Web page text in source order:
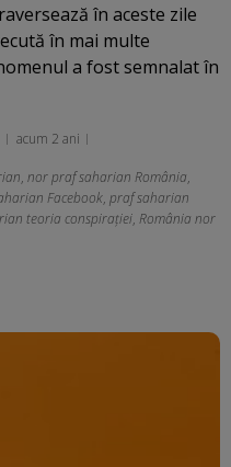
în aceste zile
în mai multe
a fost semnalat în
acum 2 ani
, nor praf saharian România,
Facebook, praf saharian
teoria conspirației, România nor